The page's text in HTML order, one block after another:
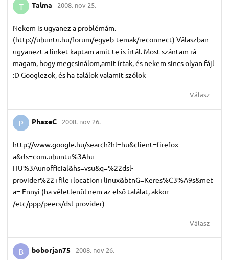
T Talma 2008. nov 25.
Nekem is ugyanez a problémám.
(http://ubuntu.hu/forum/egyeb-temak/reconnect) Válaszban
ugyanezt a linket kaptam amit te is írtál. Most szántam rá
magam, hogy megcsinálom,amit írtak, és nekem sincs olyan fájl
:D Googlezok, és ha találok valamit szólok
Válasz
P PhazeC 2008. nov 26.
http://www.google.hu/search?hl=hu&client=firefox-
a&rls=com.ubuntu%3Ahu-
HU%3Aunofficial&hs=vsu&q=%22dsl-
provider%22+file+location+linux&btnG=Keres%C3%A9s&met
a= Ennyi (ha véletlenül nem az első találat, akkor
/etc/ppp/peers/dsl-provider)
Válasz
B boborjan75 2008. nov 26.